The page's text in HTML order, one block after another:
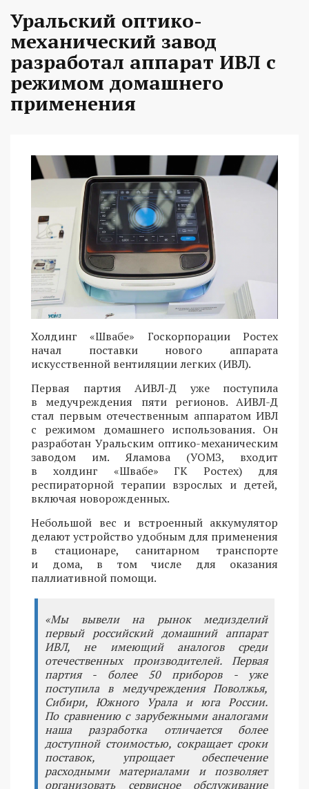
Уральский оптико-
механический завод
разработал аппарат ИВЛ с
режимом домашнего
применения
Холдинг «Швабе» Госкорпорации Ростех
начал поставки нового аппарата
искусственной вентиляции легких (ИВЛ).
Первая партия АИВЛ-Д уже поступила
в медучреждения пяти регионов. АИВЛ-Д
стал первым отечественным аппаратом ИВЛ
с режимом домашнего использования. Он
разработан Уральским оптико-механическим
заводом им. Яламова (УОМЗ, входит
в холдинг «Швабе» ГК Ростех) для
респираторной терапии взрослых и детей,
включая новорожденных.
Небольшой вес и встроенный аккумулятор
делают устройство удобным для применения
в стационаре, санитарном транспорте
и дома, в том числе для оказания
паллиативной помощи.
«Мы вывели на рынок медизделий
первый российский домашний аппарат
ИВЛ, не имеющий аналогов среди
отечественных производителей. Первая
партия - более 50 приборов - уже
поступила в медучреждения Поволжья,
Сибири, Южного Урала и юга России.
По сравнению с зарубежными аналогами
наша разработка отличается более
доступной стоимостью, сокращает сроки
поставок, упрощает обеспечение
расходными материалами и позволяет
организовать сервисное обслуживание